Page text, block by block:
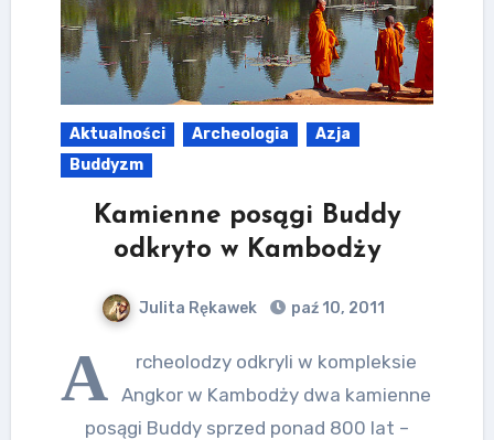
Aktualności Archeologia
Azja
Buddyzm
Kamienne posągi Buddy
odkryto w Kambodży
Julita Rękawek paź 10, 2011
A
rcheolodzy odkryli w kompleksie
Angkor w Kambodży dwa kamienne
posągi Buddy sprzed ponad 800 lat –